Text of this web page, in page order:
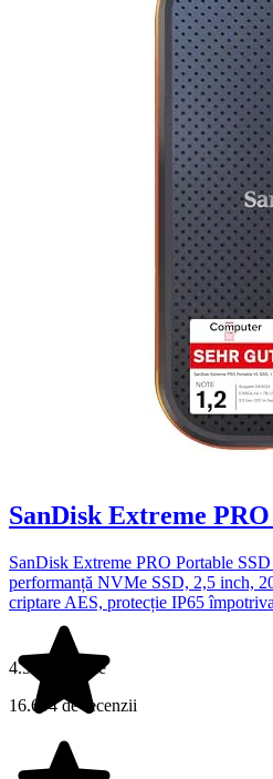
SanDisk Extreme
SanDisk Extreme PRO Portable
performanță NVMe SSD, 2,5 inch,
criptare AES, protecție IP65
4.5 din 5 stele
16.694 de recenzii